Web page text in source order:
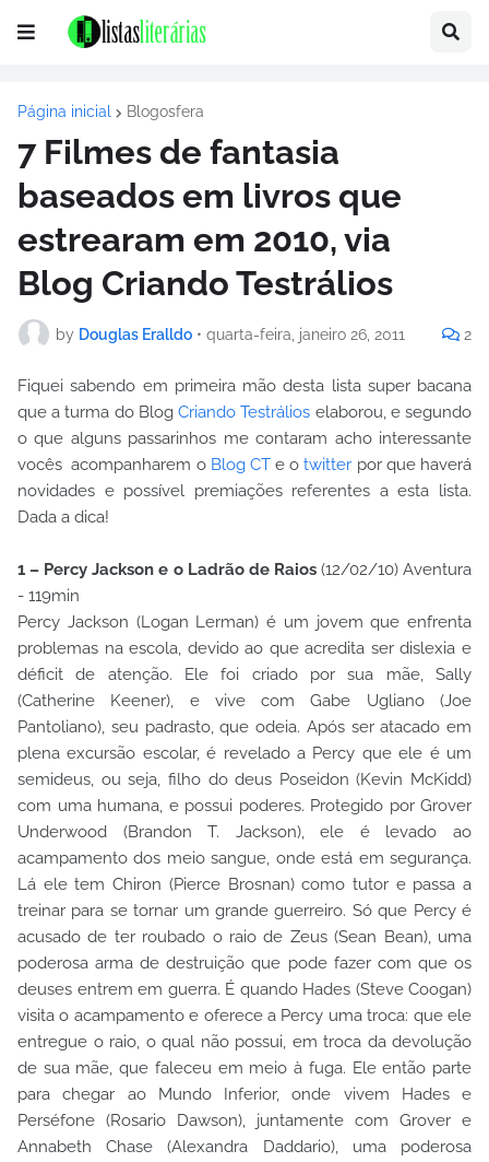
Página inicial Blogosfera
7 Filmes de fantasia
baseados em livros que
estrearam em 2010, via
Blog Criando Testrálios
by Douglas Eralldo • quarta-feira, janeiro 26, 2011 2
Fiquei sabendo em primeira mão desta lista super bacana
que a turma do BlogCriando Testrálios elaborou, e segundo
o que alguns passarinhos me contaram acho interessante
vocês acompanharem o Blog CTe otwitter por que haverá
novidades e possível premiações referentes a esta lista.
Dada a dica!
1 – Percy Jackson e o Ladrão de Raios(12/02/10) Aventura
- 119min
Percy Jackson (Logan Lerman) é um jovem que enfrenta
problemas na escola, devido ao que acredita ser dislexia e
déficit de atenção. Ele foi criado por sua mãe, Sally
(Catherine Keener), e vive com Gabe Ugliano (Joe
Pantoliano), seu padrasto, que odeia. Após ser atacado em
plena excursão escolar, é revelado a Percy que ele é um
semideus, ou seja, filho do deus Poseidon (Kevin McKidd)
com uma humana, e possui poderes. Protegido por Grover
Underwood (Brandon T. Jackson), ele é levado ao
acampamento dos meio sangue, onde está em segurança.
Lá ele tem Chiron (Pierce Brosnan) como tutor e passa a
treinar para se tornar um grande guerreiro. Só que Percy é
acusado de ter roubado o raio de Zeus (Sean Bean), uma
poderosa arma de destruição que pode fazer com que os
deuses entrem em guerra. É quando Hades (Steve Coogan)
visita o acampamento e oferece a Percy uma troca: que ele
entregue o raio, o qual não possui, em troca da devolução
de sua mãe, que faleceu em meio à fuga. Ele então parte
para chegar ao Mundo Inferior, onde vivem Hades e
Perséfone (Rosario Dawson), juntamente com Grover e
Annabeth Chase (Alexandra Daddario), uma poderosa